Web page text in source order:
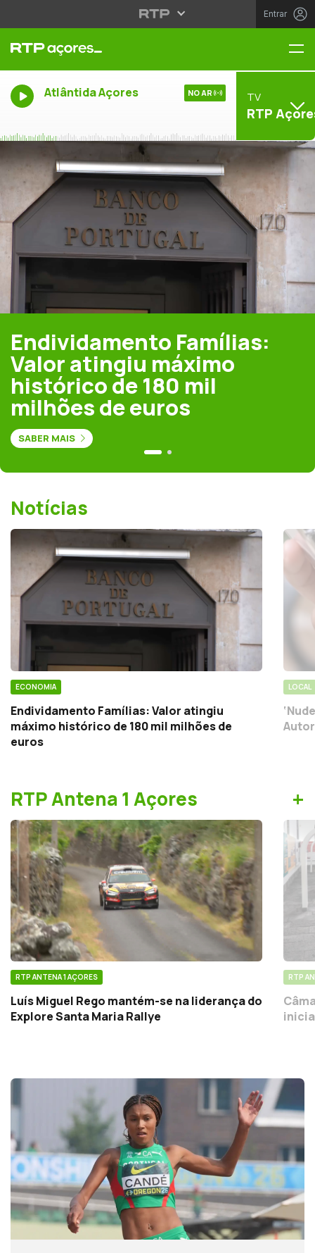
Entrar
Atlântida Açores NO AR TV
RTP
Endividamento Famílias:
Valor atingiu máximo
histórico de 180 mil
milhões de euros
SABER MAIS
Notícias
ECONOMIA
Endividamento Famílias: Valor atingiu
máximo histórico de 180 mil milhões de
euros
LOCAL
RTP Antena 1 Açores +
RTP ANTENA 1 AÇORES
Luís Miguel Rego mantém-se na liderança do
Explore Santa Maria Rallye
RTP